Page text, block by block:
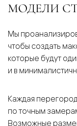
МОДЕЛИ
Мы
чтобы создать
которые будут
и в
Каждая
по точным
Возможные